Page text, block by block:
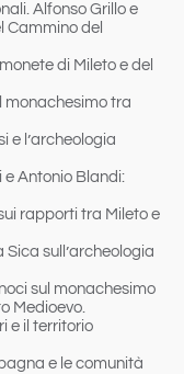
Alfonso Grillo e
Cammino del
di Mileto e del
monachesimo tra
e l’archeologia
e Antonio Blandi:
rapporti tra Mileto e
Sica sull’archeologia
sul monachesimo
Medioevo.
e il territorio
e le comunità